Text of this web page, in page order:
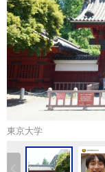
東京大学